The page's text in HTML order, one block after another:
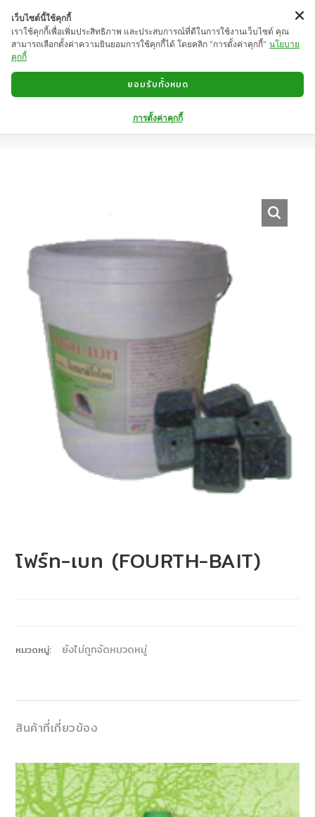
(FOURTH-
โฟร์ท​-​เบท​ (FOURTH-BAIT)
หมวดหมู่: ยังไม่ถูกจัดหมวดหมู่
สินค้าที่เกี่ยวข้อง
เว็บไซต์นี้ใช้คุกกี้
เราใช้คุกกี้เพื่อเพิ่มประสิทธิภาพ และประสบการณ์ที่ดีในการใช้งานเว็บไซต์ คุณ
สามารถเลือกตั้งค่าความยินยอมการใช้คุกกี้ได้ โดยคลิก "การตั้งค่าคุกกี้" นโยบาย
คุกกี้
ยอมรับทั้งหมด
การตั้งค่าคุกกี้